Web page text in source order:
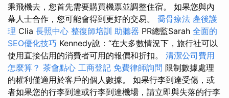
乘飛機去，您首先需要購買機票並調整住宿。 如果您與內
幕人士合作，您可能會得到更好的交易。 喬骨療法 產後護
理 Clia 長照中心 整復師培訓 助聽器 PR總監Sarah 全面的
SEO優化技巧 Kennedy說：“在大多數情況下，旅行社可以
使用直接佔用的消費者可用的報價和折扣。 清潔公司費用
怎麼算？ 茶會點心 工商登記 免費律師詢問 限制數據處理
的權利僅適用於客戶的個人數據。 如果行李到達受傷，或
者如果您的行李到達或行李到達機場，請立即與失落的行李